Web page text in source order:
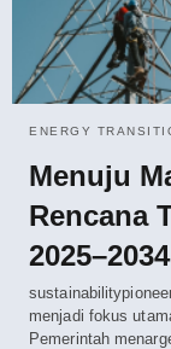
ENERGY
Menuju
Rencana
2025–2034
menjadi fokus
Pemerintah